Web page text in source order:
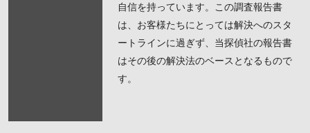
自信を持っています。この調査報告書
は、お客様たちにとっては解決へのスタ
ートラインに過ぎず、当探偵社の報告書
はその後の解決法のベースとなるもので
す。